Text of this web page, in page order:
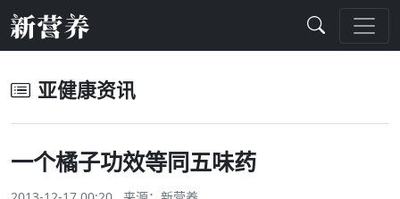
亚健康资讯
一个橘子功效等同五味药